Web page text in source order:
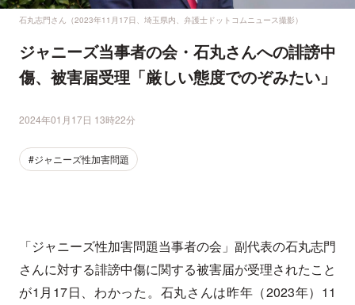
石丸志門さん（2023年11月17日、埼玉県内、弁護士ドットコムニュース撮影）
ジャニーズ当事者の会・石丸さんへの誹謗中
傷、被害届受理「厳しい態度でのぞみたい」
2024年01月17日 13時22分
#ジャニーズ性加害問題
「ジャニーズ性加害問題当事者の会」副代表の石丸志門
さんに対する誹謗中傷に関する被害届が受理されたこと
が1月17日、わかった。石丸さんは昨年（2023年）11